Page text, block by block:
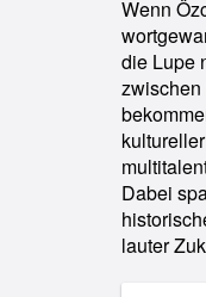
Wenn
die Lupe
zwischen
Dabei
lauter